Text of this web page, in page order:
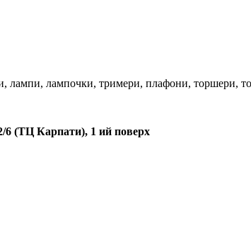
лампи, лампочки, тримери, плафони, торшери,
6 (ТЦ Карпати), 1 ий поверх